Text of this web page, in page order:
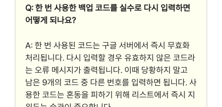
Q: 한 번 사용한 백업 코드를 실수로 다시 입력하면
어떻게 되나요?
A: 한 번 사용된 코드는 구글 서버에서 즉시 무효화
처리됩니다. 다시 입력할 경우 유효하지 않은 코드라
는 오류 메시지가 출력됩니다. 이때 당황하지 말고
남은 9개의 코드 중 다른 번호를 입력하면 됩니다. 사
용한 코드는 혼동을 피하기 위해 리스트에서 즉시 지